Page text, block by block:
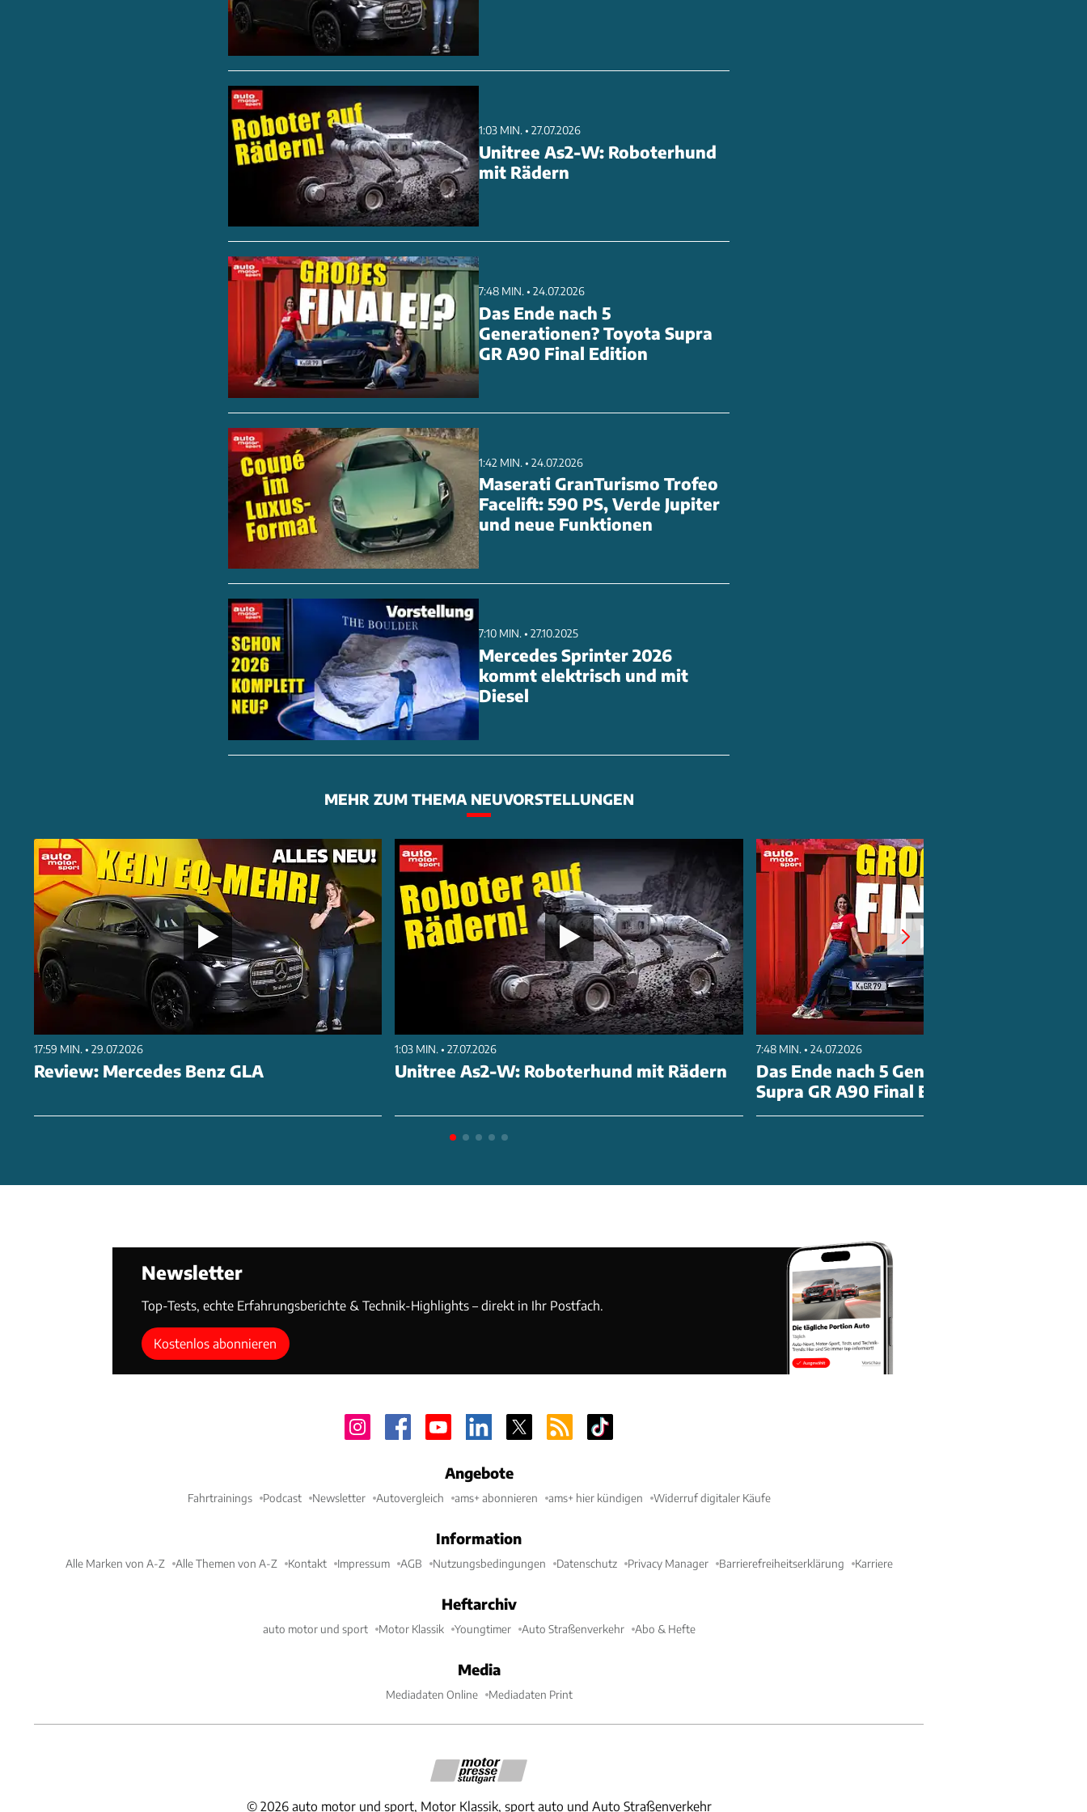
1:03 MIN. • 27.07.2026
Unitree As2-W: Roboterhund
mit Rädern
7:48 MIN. • 24.07.2026
Das Ende nach 5
Generationen? Toyota Supra
GR A90 Final Edition
1:42 MIN. • 24.07.2026
Maserati GranTurismo Trofeo
Facelift: 590 PS, Verde Jupiter
und neue Funktionen
7:10 MIN. • 27.10.2025
Mercedes Sprinter 2026
kommt elektrisch und mit
Diesel
MEHR ZUM THEMA NEUVORSTELLUNGEN
17:59 MIN. • 29.07.2026
Review: Mercedes Benz GLA
1:03 MIN. • 27.07.2026
Unitree As2-W: Roboterhund mit Rädern
7:48 MIN. • 24.07.2026
Das Ende nach 5 Generationen? Toyota
Supra GR A90 Final Edition
Newsletter
Top-Tests, echte Erfahrungsberichte & Technik-Highlights – direkt in Ihr Postfach.
Kostenlos abonnieren
Angebote
Fahrtrainings Podcast Newsletter Autovergleich ams+ abonnieren ams+ hier kündigen Widerruf digitaler Käufe
Information
Alle Marken von A-Z Alle Themen von A-Z Kontakt Impressum AGB Nutzungsbedingungen Datenschutz Privacy Manager Barrierefreiheitserklärung Karriere
Heftarchiv
auto motor und sport Motor Klassik Youngtimer Auto Straßenverkehr Abo & Hefte
Media
Mediadaten Online Mediadaten Print
© 2026 auto motor und sport, Motor Klassik, sport auto und Auto Straßenverkehr